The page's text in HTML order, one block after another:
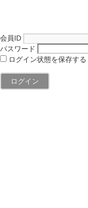
会員ID
パスワード
ログイン状態を保存する